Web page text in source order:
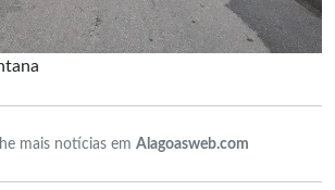
mais notícias em Alagoasweb.com